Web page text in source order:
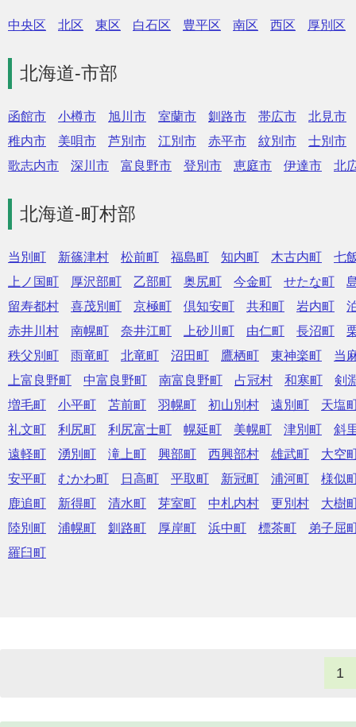
中央区 北区 東区 白石区 豊平区 南区 西区 厚別区
北海道-市部
函館市 小樽市 旭川市 室蘭市 釧路市 帯広市
北見市
稚内市
美唄市 芦別市 江別市 赤平市 紋別市
士別市
歌志内市
深川市 富良野市 登別市 恵庭市 伊達市 北
北海道-町村部
当別町 新篠津村 松前町 福島町 知内町 木古内町
七
上ノ国町
厚沢部町 乙部町 奥尻町 今金町 せたな町
留寿都村
喜茂別町 京極町 倶知安町 共和町 岩内町
赤井川村
南幌町 奈井江町 上砂川町 由仁町 長沼町
秩父別町
雨竜町 北竜町 沼田町 鷹栖町 東神楽町
当
上富良野町
中富良野町 南富良野町 占冠村 和寒町
剣
増毛町
小平町 苫前町 羽幌町 初山別村 遠別町
天塩
礼文町
利尻町 利尻富士町 幌延町 美幌町 津別町
斜
遠軽町
湧別町 滝上町 興部町 西興部村 雄武町
大空
安平町
むかわ町 日高町 平取町 新冠町 浦河町
様似
鹿追町
新得町 清水町 芽室町 中札内村 更別村
大樹
陸別町
浦幌町 釧路町 厚岸町 浜中町 標茶町
弟子屈
羅臼町
1